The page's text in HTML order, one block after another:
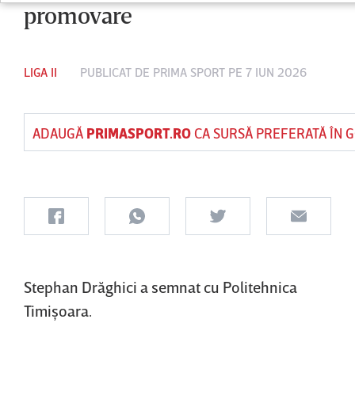
promovare
LIGA II PUBLICAT DE PRIMA SPORT PE 7 IUN 2026
ADAUGĂ PRIMASPORT.ROCA SURSĂ PREFERATĂ ÎN
Stephan Drăghici a semnat cu Politehnica
Timişoara.